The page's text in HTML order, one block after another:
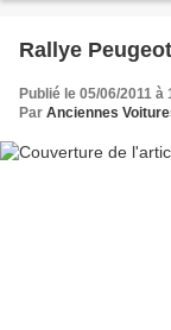
Rallye
Publié le 05/06/2011 à
Par Anciennes